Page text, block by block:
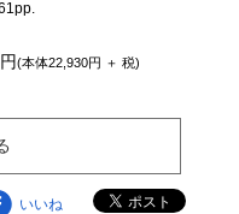
(本体22,930円 ＋ 税)
いいね